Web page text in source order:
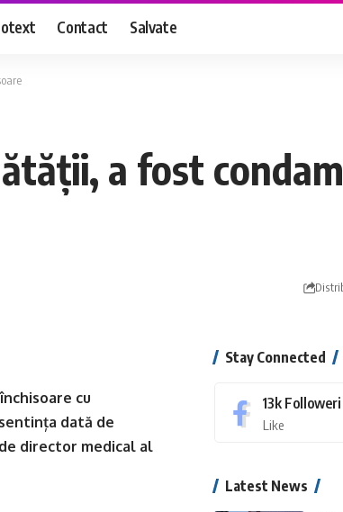
Contact Salvate
a fost
cu
dată de
director medical al
Stay Connected
13k Followeri
Like
Latest News